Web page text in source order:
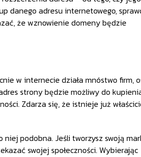
danego adresu internetowego,
że wznowienie domeny będzie
w internecie działa mnóstwo firm,
strony będzie możliwy do
Zdarza się, że istnieje już
podobna. Jeśli tworzysz swoją
swojej społeczności. Wybierając